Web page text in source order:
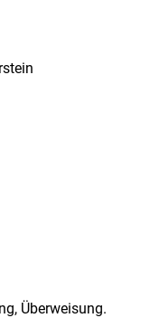
Überweisung.